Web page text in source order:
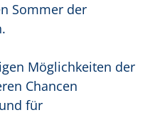
Sommer der
Möglichkeiten der
Chancen
für